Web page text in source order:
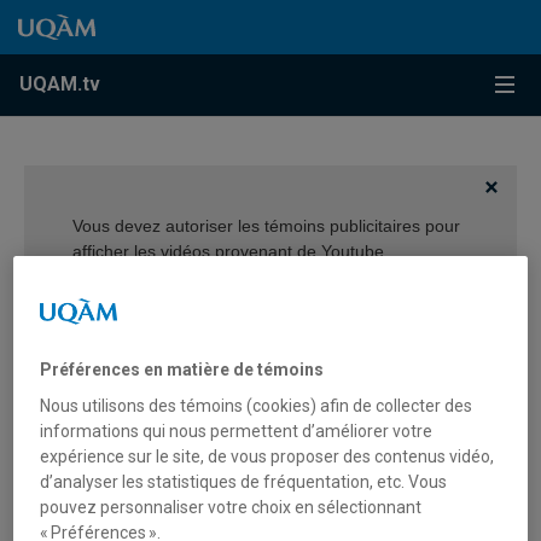
Accéder au contenu
Accéder au menu principal
Accéder à la recherche
Accéder au contenu
Accéder au menu principal
UQAM.tv
Vous devez autoriser les témoins publicitaires pour
afficher les vidéos provenant de Youtube.
Remise d’un doctorat honoris
causa à Ghislain Picard
Préférences en matière de témoins
Nous utilisons des témoins (cookies) afin de collecter des
informations qui nous permettent d’améliorer votre
expérience sur le site, de vous proposer des contenus vidéo,
d’analyser les statistiques de fréquentation, etc. Vous
pouvez personnaliser votre choix en sélectionnant
« Préférences ».